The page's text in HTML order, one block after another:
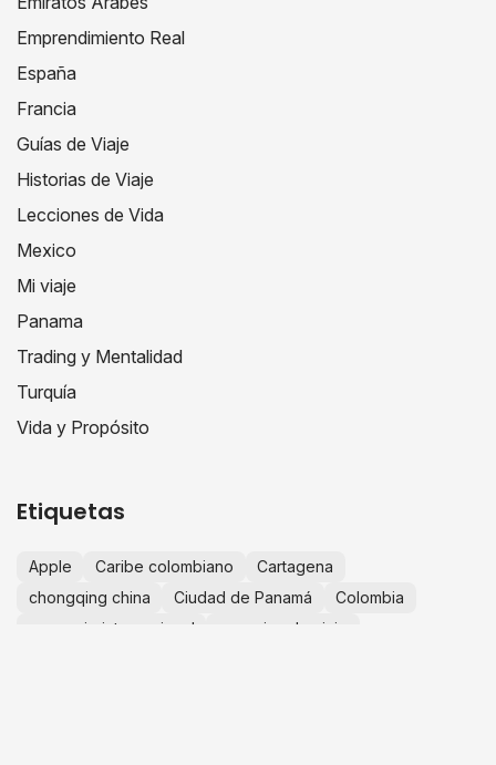
Emprendimiento Real
España
Francia
Guías de Viaje
Historias de Viaje
Lecciones de Vida
Mexico
Mi viaje
Panama
Trading y Mentalidad
Turquía
Vida y Propósito
Etiquetas
Apple Caribe colombiano
Cartagena
chongqing china
Ciudad de Panamá
Colombia
comercio internacional
consejos de viaje